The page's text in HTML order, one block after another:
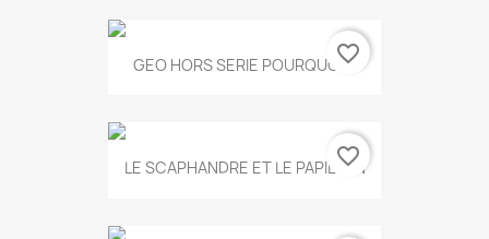
GEO HORS SERIE POURQUOI...
favorite_border
LE SCAPHANDRE ET LE PAPILLON
favorite_border